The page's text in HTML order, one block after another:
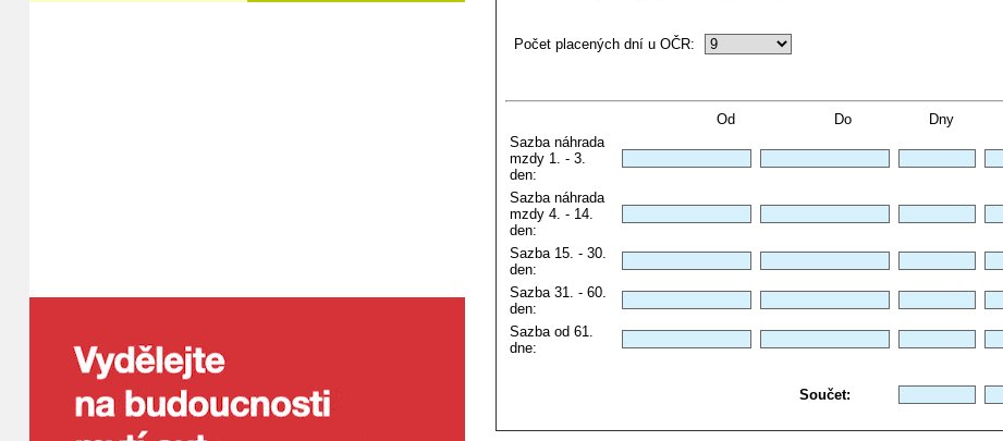
Počet placených dní u OČR:
Od Do Dny
Sazba náhrada
mzdy 1. - 3.
den:
Sazba náhrada
mzdy 4. - 14.
den:
Sazba 15. - 30.
den:
Sazba 31. - 60.
den:
Sazba od 61.
dne:
Součet: